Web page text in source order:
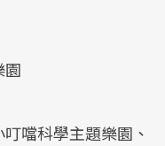
園
噹科學主題樂園、